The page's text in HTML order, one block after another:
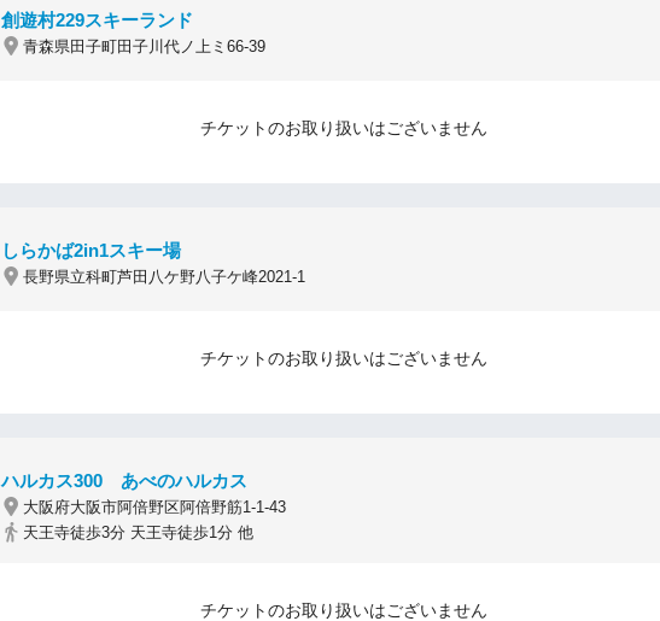
創遊村229スキーランド
青森県田子町田子川代ノ上ミ66-39
チケットのお取り扱いはございません
しらかば2in1スキー場
長野県立科町芦田八ケ野八子ケ峰2021-1
チケットのお取り扱いはございません
ハルカス300 あべのハルカス
大阪府大阪市阿倍野区阿倍野筋1-1-43
天王寺徒歩3分 天王寺徒歩1分 他
チケットのお取り扱いはございません